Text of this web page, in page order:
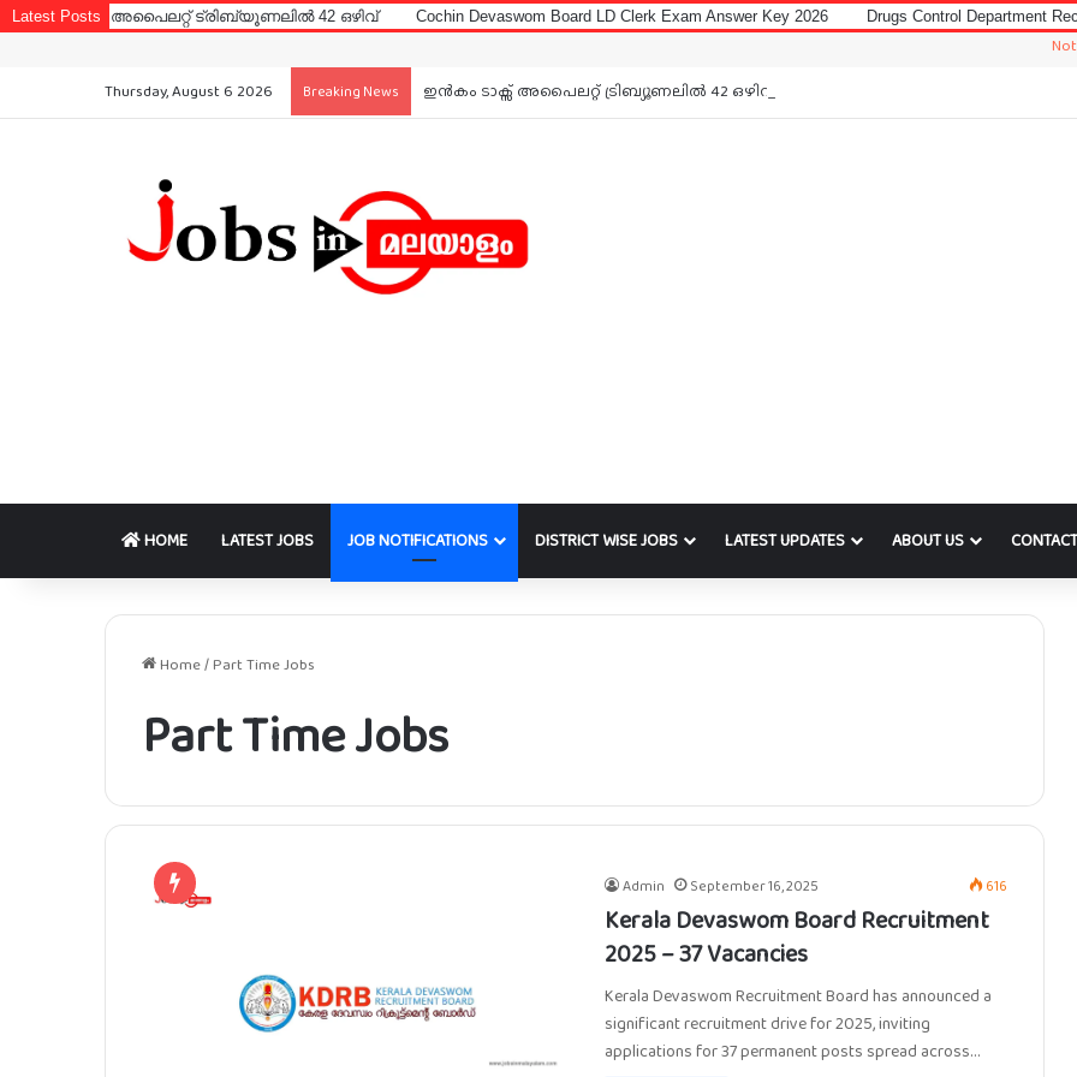
Latest Posts
ട്രിബ്യൂണലിൽ 42 ഒഴിവ് Cochin Devaswom Board LD Clerk Exam Answer Key 2026 Drugs Control Department Recruitment 2026 for
Notice: Jobs In
Thursday, August 6 2026
Breaking News ഇൻകം ടാക്സ് അപൈലറ്റ് ട്രിബ്യൂണലിൽ 42 ഒഴിവ്
HOME LATEST JOBS JOB NOTIFICATIONS DISTRICT WISE JOBS LATEST UPDATES ABOUT US
Home/Part Time Jobs
Part Time Jobs
Admin September 16, 2025 616
Kerala Devaswom Board Recruitment
2025 – 37 Vacancies
Kerala Devaswom Recruitment Board has announced a
significant recruitment drive for 2025, inviting
applications for 37 permanent posts spread across…